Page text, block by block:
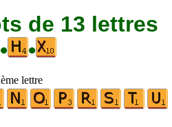
de 13 lettres
• •
lettre